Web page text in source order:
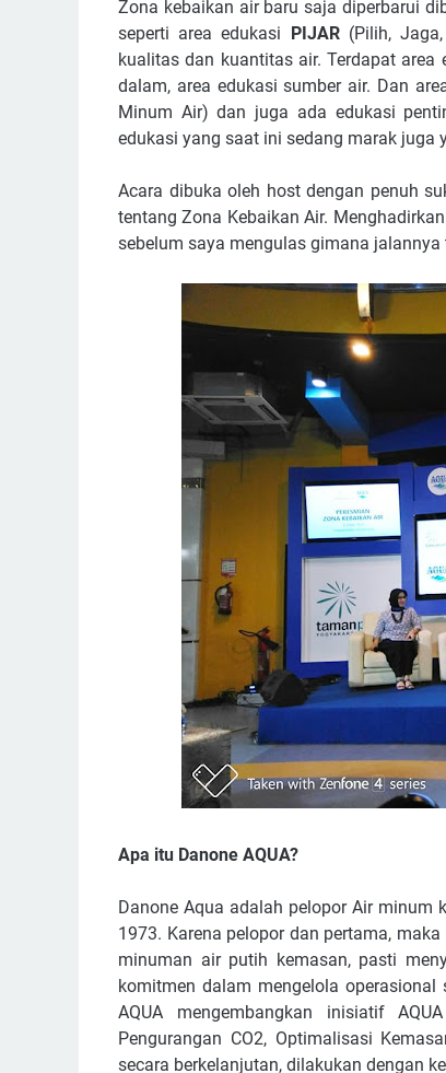
Zona kebaikan air baru saja diperbarui
seperti area edukasi PIJAR(Pilih, Jaga,
kualitas dan kuantitas air. Terdapat
dalam, area edukasi sumber air. Dan
Minum Air) dan juga ada edukasi
edukasi yang saat ini sedang marak juga
Acara dibuka oleh host dengan penuh
tentang Zona Kebaikan Air.
sebelum saya mengulas gimana jalannya
Apa itu Danone AQUA?
Danone Aqua adalah pelopor Air minum
1973. Karena pelopor dan pertama,
minuman air putih kemasan, pasti
komitmen dalam mengelola
AQUA mengembangkan inisiatif
Pengurangan CO2, Optimalisasi
secara berkelanjutan, dilakukan dengan